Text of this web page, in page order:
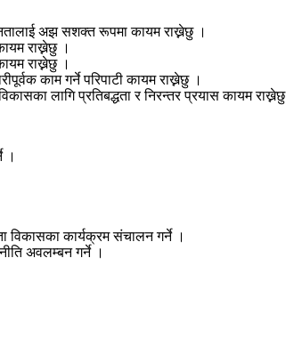
अझ सशक्त रूपमा कायम राख्नेछु ।
राख्नेछु ।
राख्नेछु ।
काम गर्ने परिपाटी कायम राख्नेछु ।
लागि प्रतिबद्धता र निरन्तर प्रयास कायम
।
विकासका कार्यक्रम संचालन गर्ने ।
अवलम्बन गर्ने ।